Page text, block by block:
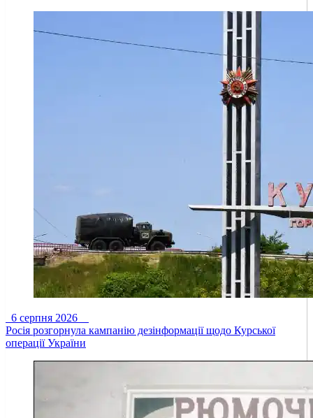
6 серпня 2026
Росія розгорнула кампанію дезінформації щодо Курської
операції України